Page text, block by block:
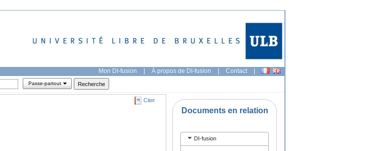
Mon DI-fusion | À propos de DI-fusion | Contact |
Passe-partout
Citer
Documents en relation
DI-fusion